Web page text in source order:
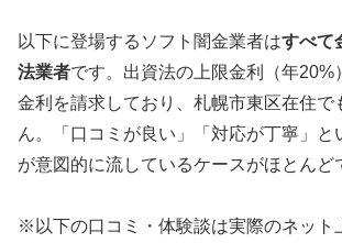
以下に登場するソフト闇金業者はすべて
法業者です。出資法の上限金利（年20%
金利を請求しており、札幌市東区在住で
ん。「口コミが良い」「対応が丁寧」と
が意図的に流しているケースがほとんど
※以下の口コミ・体験談は実際のネット